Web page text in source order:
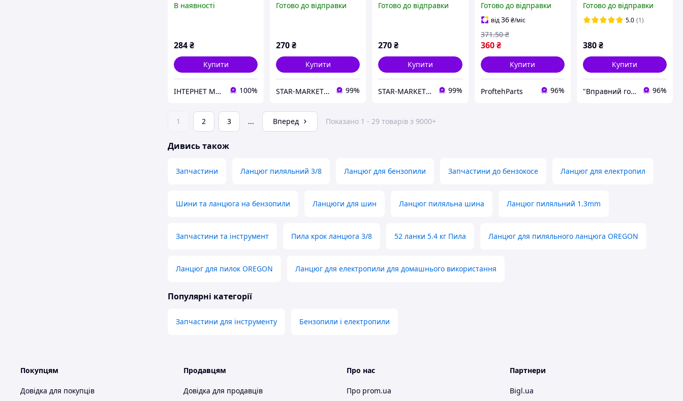
шину 35см, супер-зуб)
В наявності
284₴
Купити
ІНТЕРНЕТ МАГАЗИН БЕНЗО-ЕЛЕКТРО ІНСТРУМЄНТА 100%
шину 40см, супер-зуб)
Готово до відправки
270₴
Купити
STAR-MARKET - аксесуари, товари для дому, саду, відпочинку та туризму 99%
шину 40см, супер-зуб)
Готово до відправки
270₴
Купити
STAR-MARKET - аксесуари, товари для дому, саду, відпочинку та туризму 99%
Готово до відправки
від36 ₴/міс
360 ₴
371.50 ₴
Купити
ProftehParts 96%
шину 16" 40см
Готово до відправки
5.0 (1)
380₴
Купити
"Вправний господар" - Ваш надійний помічник! 96%
1 2 3 ... Вперед Показано 1 - 29 товарів з 9000+
Дивись також
Запчастини Ланцюг пиляльний 3/8 Ланцюг для бензопили Запчастини до бензокосе Ланцюг для електропил
Шини та ланцюга на бензопили Ланцюги для шин Ланцюг пиляльна шина Ланцюг пиляльний 1.3mm
Запчастини та інструмент Пила крок ланцюга 3/8 52 ланки 5.4 кг Пила Ланцюг для пиляльного ланцюга OREGON
Ланцюг для пилок OREGON Ланцюг для електропили для домашнього використання
Популярні категорії
Запчастини для інструменту Бензопили і електропили
Покупцям
Довідка для покупців
Продавцям
Довідка для продавців
Про нас
Про prom.ua
Партнери
Bigl.ua